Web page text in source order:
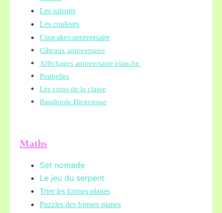
Les saisons
Les couleurs
Cupcakes anniversaire
Gâteaux anniversaire
Affichages anniversaire planche
Poubelles
Les coins de la classe
Banderole Bienvenue
Maths
Set nomade
Le jeu du serpent
Trier les formes planes
Puzzles des formes planes